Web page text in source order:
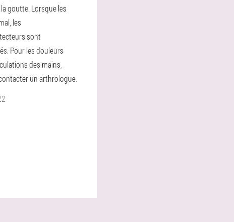
goutte. Lorsque les
les
sont
Pour les douleurs
des mains,
un arthrologue.